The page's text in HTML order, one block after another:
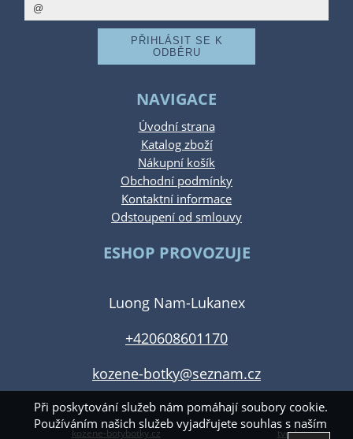
NAVIGACE
Úvodní strana
Katalog zboží
Nákupní košík
Obchodní podmínky
Kontaktní informace
Odstoupení od smlouvy
ESHOP PROVOZUJE
Luong Nam-Lukanex
+420608601170
kozene-botky@seznam.cz
kozene-botybotky.cz provozováno na systému tvorba
Při poskytování služeb nám pomáhají soubory cookie.
Používáním našich služeb vyjadřujete souhlas s naším